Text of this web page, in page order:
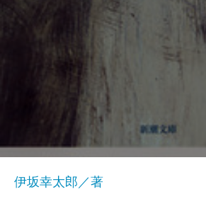
伊坂幸太郎／著